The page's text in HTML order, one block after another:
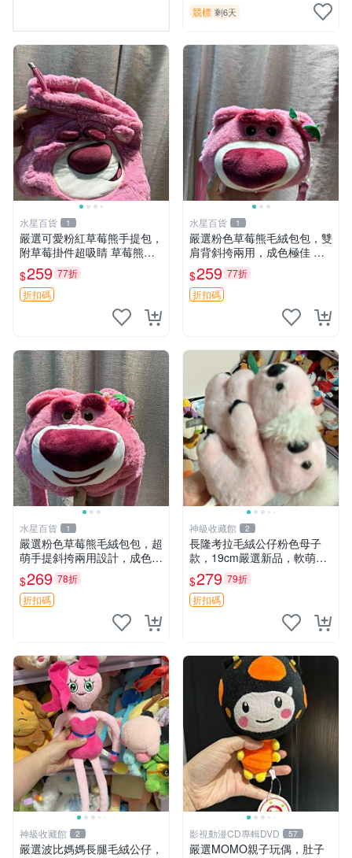
競標 剩6天
水星百貨 1
嚴選可愛粉紅草莓熊手提包，
附草莓掛件超吸睛 草莓熊手
提包 草莓掛件 可愛portunes
e
$259 77折
折扣碼
水星百貨 1
嚴選粉色草莓熊毛絨包包，雙
肩背斜挎兩用，成色極佳 精
準關鍵詞：草莓熊 包包 毛絨
$259 77折
折扣碼
水星百貨 1
嚴選粉色草莓熊毛絨包包，超
萌手提斜挎兩用設計，成色上
佳容量大 粉紅草莓 毛絨包 超
大容量
$269 78折
折扣碼
神級收藏館 2
長隆考拉毛絨公仔粉色母子
款，19cm嚴選新品，軟萌可
愛令人愛不釋手，附原廠標籤
推薦收藏。家飾娃娃 母子款
考拉 毛絨公仔
$279 79折
折扣碼
神級收藏館 2
嚴選波比媽媽長腿毛絨公仔，
影視動漫CD專輯DVD 57
嚴選MOMO親子玩偶，肚子